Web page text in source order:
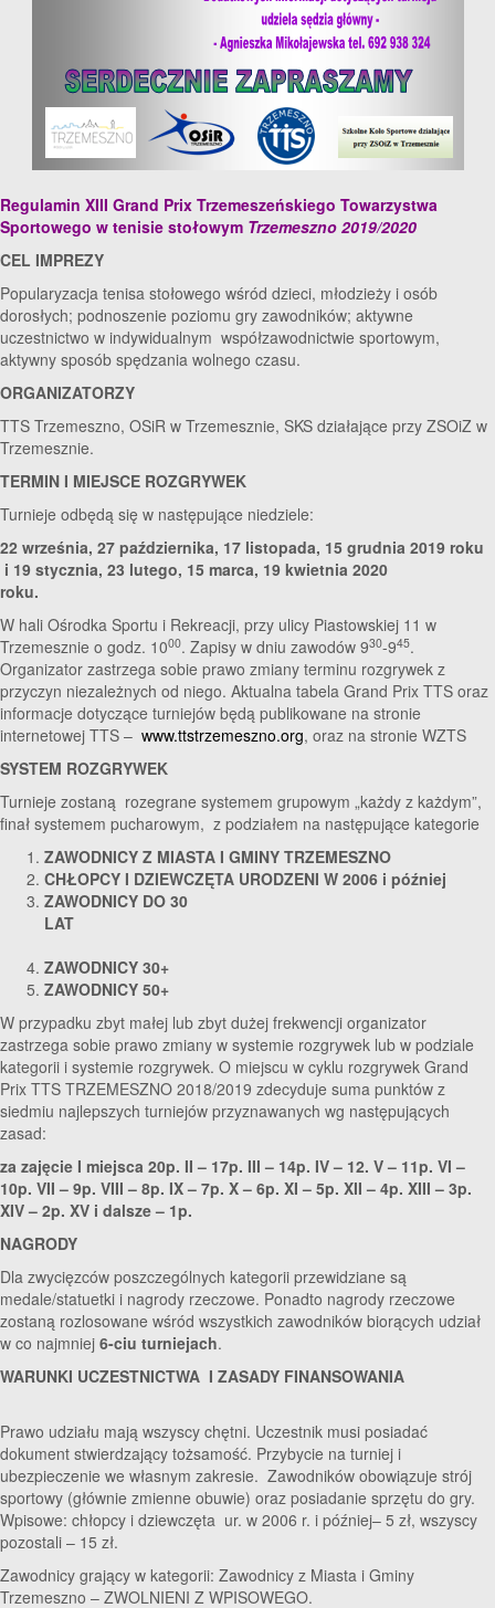
Regulamin XIII Grand Prix Trzemeszeńskiego Towarzystwa
Sportowego w tenisie stołowym Trzemeszno 2019/2020
CEL IMPREZY
Popularyzacja tenisa stołowego wśród dzieci, młodzieży i osób
dorosłych; podnoszenie poziomu gry zawodników; aktywne
uczestnictwo w indywidualnym współzawodnictwie sportowym,
aktywny sposób spędzania wolnego czasu.
ORGANIZATORZY
TTS Trzemeszno, OSiR w Trzemesznie, SKS działające przy ZSOiZ w
Trzemesznie.
TERMIN I MIEJSCE ROZGRYWEK
Turnieje odbędą się w następujące niedziele:
22 września, 27 października, 17 listopada, 15 grudnia 2019 roku
i 19 stycznia, 23 lutego, 15 marca, 19 kwietnia 2020
roku.
W hali Ośrodka Sportu i Rekreacji, przy ulicy Piastowskiej 11 w
Trzemesznie o godz. 1000. Zapisy w dniu zawodów 930-945.
Organizator zastrzega sobie prawo zmiany terminu rozgrywek z
przyczyn niezależnych od niego. Aktualna tabela Grand Prix TTS oraz
informacje dotyczące turniejów będą publikowane na stronie
internetowej TTS – www.ttstrzemeszno.org, oraz na stronie WZTS
SYSTEM ROZGRYWEK
Turnieje zostaną rozegrane systemem grupowym „każdy z każdym”,
finał systemem pucharowym, z podziałem na następujące kategorie
ZAWODNICY Z MIASTA I GMINY TRZEMESZNO
CHŁOPCY I DZIEWCZĘTA URODZENI W 2006 i później
ZAWODNICY DO 30
LAT
ZAWODNICY 30+
ZAWODNICY 50+
W przypadku zbyt małej lub zbyt dużej frekwencji organizator
zastrzega sobie prawo zmiany w systemie rozgrywek lub w podziale
kategorii i systemie rozgrywek. O miejscu w cyklu rozgrywek Grand
Prix TTS TRZEMESZNO 2018/2019 zdecyduje suma punktów z
siedmiu najlepszych turniejów przyznawanych wg następujących
zasad:
za zajęcie I miejsca 20p. II – 17p. III – 14p. IV – 12. V – 11p. VI –
10p. VII – 9p. VIII – 8p. IX – 7p. X – 6p. XI – 5p. XII – 4p. XIII – 3p.
XIV – 2p. XV i dalsze – 1p.
NAGRODY
Dla zwycięzców poszczególnych kategorii przewidziane są
medale/statuetki i nagrody rzeczowe. Ponadto nagrody rzeczowe
zostaną rozlosowane wśród wszystkich zawodników biorących udział
w co najmniej 6-ciu turniejach.
WARUNKI UCZESTNICTWA I ZASADY FINANSOWANIA
Prawo udziału mają wszyscy chętni. Uczestnik musi posiadać
dokument stwierdzający tożsamość. Przybycie na turniej i
ubezpieczenie we własnym zakresie. Zawodników obowiązuje strój
sportowy (głównie zmienne obuwie) oraz posiadanie sprzętu do gry.
Wpisowe: chłopcy i dziewczęta ur. w 2006 r. i później– 5 zł, wszyscy
pozostali – 15 zł.
Zawodnicy grający w kategorii: Zawodnicy z Miasta i Gminy
Trzemeszno – ZWOLNIENI Z WPISOWEGO.